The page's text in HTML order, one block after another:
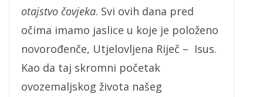
otajstvo čovjeka. Svi ovih dana pred
očima imamo jaslice u koje je položeno
novorođenče, Utjelovljena Riječ – Isus.
Kao da taj skromni početak
ovozemaljskog života našeg